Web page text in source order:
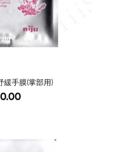
緩手膜(掌部用)